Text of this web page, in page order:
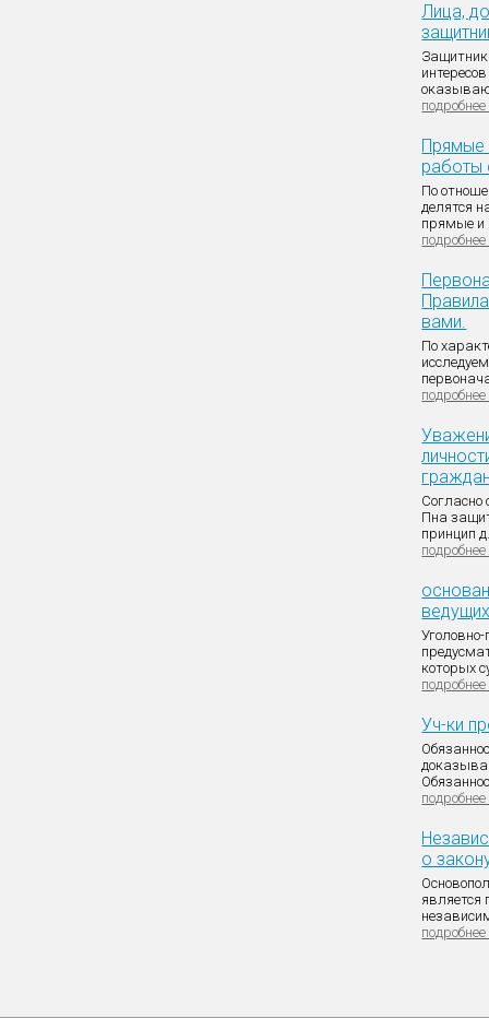
Лица,
подробнее
Прямые
работы
По
делятся
прямые и
подробнее
вами.
По
подробнее
Согласно
Пна
принцип
подробнее
которых
подробнее
Уч-ки
подробнее
о
является
подробнее